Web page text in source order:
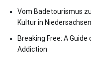
Vom Badetourismus
Kultur in Niedersachsen
Breaking Free: A
Addiction